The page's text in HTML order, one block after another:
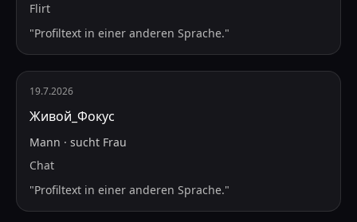
Flirt
"Profiltext in einer anderen Sprache."
19.7.2026
Живой_Фокус
Mann · sucht Frau
Chat
"Profiltext in einer anderen Sprache."